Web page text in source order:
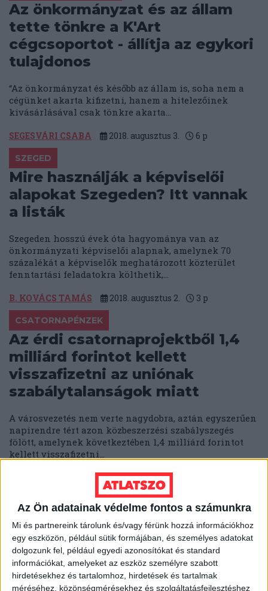
Az Ön adatainak védelme fontos a számunkra
Mi és partnereink tárolunk és/vagy férünk hozzá információkhoz
egy eszközön, például sütik formájában, és személyes adatokat
dolgozunk fel, például egyedi azonosítókat és standard
információkat, amelyeket az eszköz személyre szabott
hirdetésekhez és tartalomhoz, hirdetések és tartalmak
méréséhez, közönségmérésekhez és szolgáltatásfejlesztéshez
Az önkormányzat és az állam
tette tönkre a K'Art
cégcsoportot - állítja az egykori
tulajdonos
“Az önkormányzat és később az állam is, soha nem a
cégünket akarta kifizetni, hanem a hitelezőinek
kivásárlásával csak tönkre akarta...
SEGESVÁRI CSABA 2018. augusztus 3. 6 p
SZEGED
Mire használják a képviselői
alapokat Szegeden? Itt vannak
a listák
Szegeden hosszú évek óta hagyománya van az
önkormányzati képviselői alapnak, amelynek 70
százalékát a képviselők meghatározott közterület
fenntartási feladatokra költhetik,...
B. KOVÁCS TAMÁS 2018. augusztus 2. 3 p
CSATORNAPÉNZEK
Az érdi csatornaprojektből 1,4
milliárd forintot kellett
visszafizetni az uniónak
szabálytalanságok miatt
A városvezetés nem verte nagydobra, aztán egyszerűen
napirendre tért azon közbeszerzési szabályszegés
fölött, amelynek következtében 1,4 milliárd forintot
kellett visszafizetni...
2018. augusztus 1. 6
KAPOSVÁR
A pécsi sörbártól a kaposvári
miniszteri biztosságig: Fülöp
Péter színházmenedzseri
karrierje